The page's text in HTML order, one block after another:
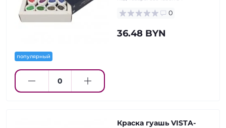
популярный
0
36.48 BYN
Краска гуашь VISTA-